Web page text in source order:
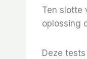
Ten slotte
oplossing
Deze